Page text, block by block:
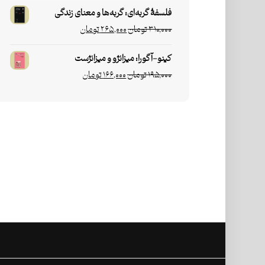
فلسفۀ گربه‌ای: گربه‌ها و معنای زندگی
۳۱۰,۰۰۰تومان۲۶۵,۰۰۰تومان
کینو-آگورا: میزانژو و میزانژست
۱۹۵,۰۰۰تومان۱۶۶,۰۰۰تومان